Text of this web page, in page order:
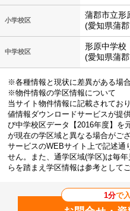
小学校区
蒲郡市立形
(愛知県蒲
中学校区
形原中学校
(愛知県蒲
※各種情報と現状に差異がある場
※物件情報の学区情報について
当サイト物件情報に記載されてお
値情報ダウンロードサービスが提
び中学校区データ【2016年度】を
が現在の学区域と異なる場合がご
サービスのWEBサイト上で記述通
せん。また、通学区域(学区)は毎
らを踏まえ学区情報は参考として
1分で